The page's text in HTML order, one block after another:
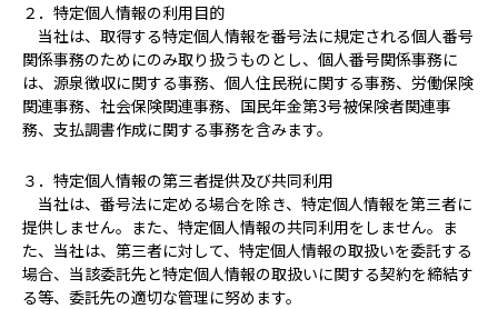
２．特定個人情報の利用目的
当社は、取得する特定個人情報を番号法に規定される個人番号
関係事務のためにのみ取り扱うものとし、個人番号関係事務に
は、源泉徴収に関する事務、個人住民税に関する事務、労働保険
関連事務、社会保険関連事務、国民年金第3号被保険者関連事
務、支払調書作成に関する事務を含みます。
３．特定個人情報の第三者提供及び共同利用
当社は、番号法に定める場合を除き、特定個人情報を第三者に
提供しません。また、特定個人情報の共同利用をしません。ま
た、当社は、第三者に対して、特定個人情報の取扱いを委託する
場合、当該委託先と特定個人情報の取扱いに関する契約を締結す
る等、委託先の適切な管理に努めます。